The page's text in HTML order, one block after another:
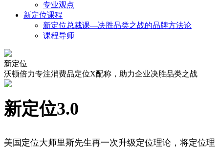
专业观点
新定位课程
新定位总裁课—决胜品类之战的品牌方法论
课程导师
新定位
沃顿倍力专注消费品定位X配称，助力企业决胜品类之战
新定位3.0
美国定位大师里斯先生再一次升级定位理论，将定位理